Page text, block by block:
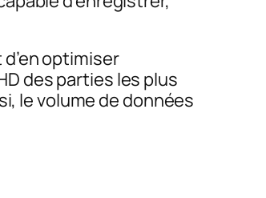
optimiser
des parties les plus
le volume de données